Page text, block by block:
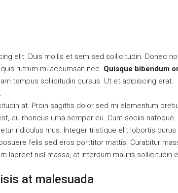
elit. Duis mollis et sem sed sollicitudin. Donec
rutrum mi accumsan nec. Quisque bibendum
tempus sollicitudin cursus. Ut et adipiscing erat.
at. Proin sagittis dolor sed mi elementum
eu rhoncus urna semper eu. Cum sociis natoque
ridiculus mus. Integer tristique elit lobortis purus
felis sed eros porttitor mattis. Curabitur
laoreet nisl massa, at interdum mauris sollicitudin
at malesuada